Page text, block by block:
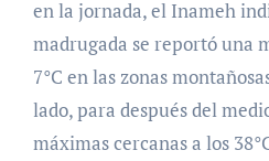
en la jornada, el Inameh
madrugada se reportó una
7°C en las zonas
lado, para después del
máximas cercanas a los